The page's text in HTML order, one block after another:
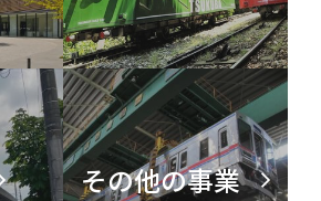
その他の事業